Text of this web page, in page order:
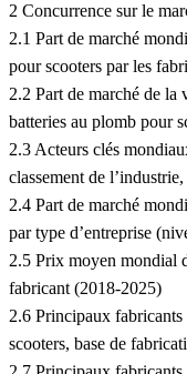
2 Concurrence sur le
2.1 Part de marché
pour scooters par les
2.2 Part de marché de
batteries au plomb pour
2.3 Acteurs clés
classement de
2.4 Part de marché
par type d’entreprise
2.5 Prix moyen mondial
fabricant (2018-2025)
2.6 Principaux
scooters, base de